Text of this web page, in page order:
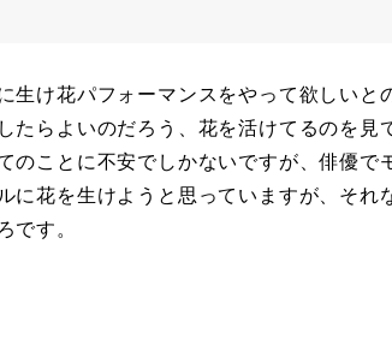
生け花パフォーマンスをやって欲しいと
たらよいのだろう、花を活けてるのを見
のことに不安でしかないですが、俳優で
に花を生けようと思っていますが、それ
です。